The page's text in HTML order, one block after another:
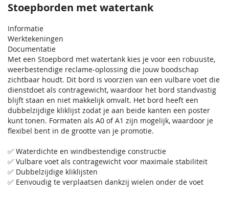
Stoepborden met watertank
Informatie
Werktekeningen
Documentatie
Met een Stoepbord met watertank kies je voor een robuuste,
weerbestendige reclame-oplossing die jouw boodschap
zichtbaar houdt. Dit bord is voorzien van een vulbare voet die
dienstdoet als contragewicht, waardoor het bord standvastig
blijft staan en niet makkelijk omvalt. Het bord heeft een
dubbelzijdige kliklijst zodat je aan beide kanten een poster
kunt tonen. Formaten als A0 of A1 zijn mogelijk, waardoor je
flexibel bent in de grootte van je promotie.
✅ Waterdichte en windbestendige constructie
✅ Vulbare voet als contragewicht voor maximale stabiliteit
✅ Dubbelzijdige kliklijsten
✅ Eenvoudig te verplaatsen dankzij wielen onder de voet